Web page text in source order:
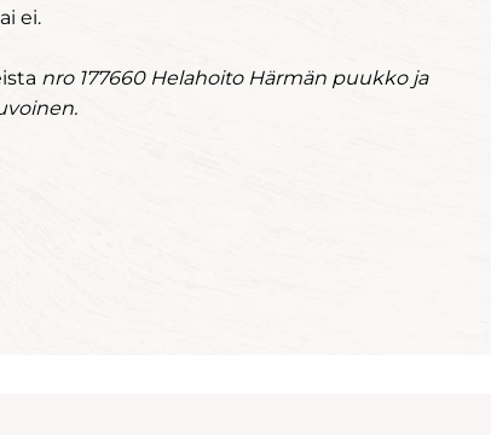
ei.
nro 177660 Helahoito Härmän puukko ja